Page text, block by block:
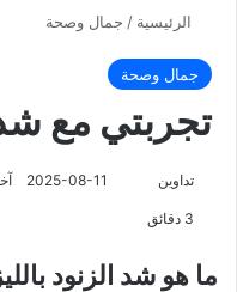
الرئيسية / جمال وصحة
جمال وصحة
تجربتي مع شد
تداوين 2025-08-11
ما هو شد الزنود